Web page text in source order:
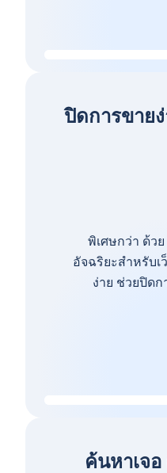
ปิดการขาย
พิเศษกว่า ด้วย
อัจฉริยะสำหรับ
ง่าย ช่วยปิด
ค้นหาเจ